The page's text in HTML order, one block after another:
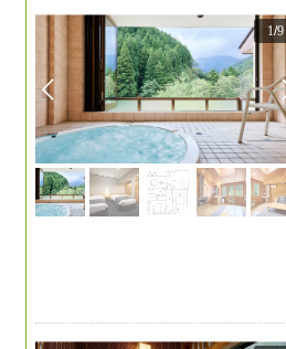
1/9